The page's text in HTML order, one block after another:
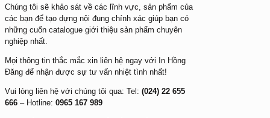
Chúng tôi sẽ khảo sát về các lĩnh vực, sản phẩm của
các bạn để tạo dựng nội đung chính xác giúp bạn có
những cuốn catalogue giới thiệu sản phẩm chuyên
nghiệp nhất.
Mọi thông tin thắc mắc xin liên hệ ngay với In Hồng
Đăng để nhận được sự tư vấn nhiệt tình nhất!
Vui lòng liên hệ với chúng tôi qua: Tel: (024) 22 655
666 – Hotline: 0965 167 989